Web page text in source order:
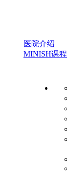
医院介绍
MINISH课程